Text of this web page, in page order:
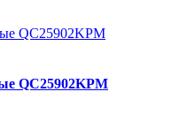
QC25902KPM